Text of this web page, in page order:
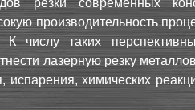
резки современных
производительность
числу таких
лазерную резку
испарения, химических